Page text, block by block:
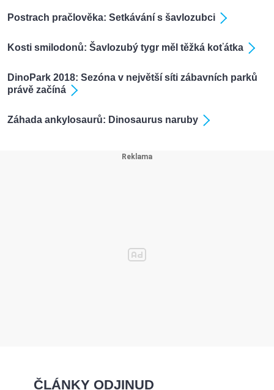
Postrach pračlověka: Setkávání s šavlozubci
Kosti smilodonů: Šavlozubý tygr měl těžká koťátka
DinoPark 2018: Sezóna v největší síti zábavních parků
právě začíná
Záhada ankylosaurů: Dinosaurus naruby
ČLÁNKY ODJINUD